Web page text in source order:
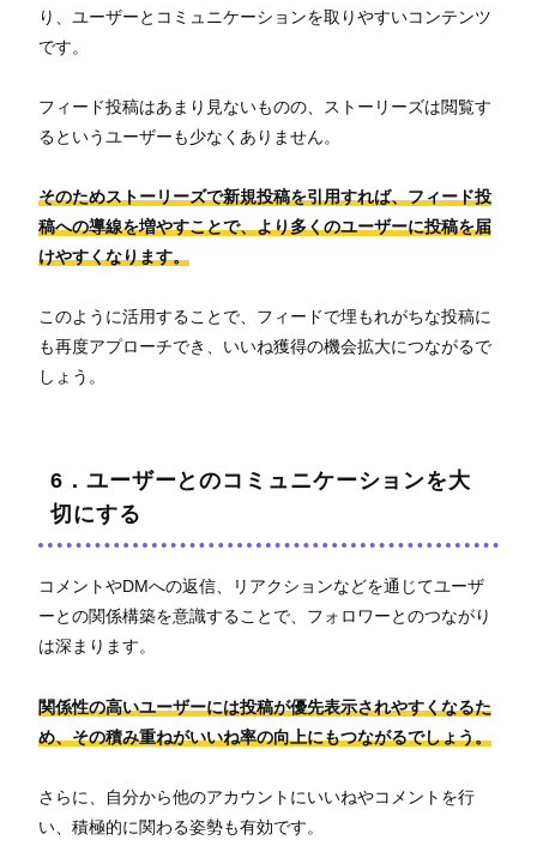
り、ユーザーとコミュニケーションを取りやすいコンテンツ
です。
フィード投稿はあまり見ないものの、ストーリーズは閲覧す
るというユーザーも少なくありません。
そのためストーリーズで新規投稿を引用すれば、フィード投
稿への導線を増やすことで、より多くのユーザーに投稿を届
けやすくなります。
このように活用することで、フィードで埋もれがちな投稿に
も再度アプローチでき、いいね獲得の機会拡大につながるで
しょう。
6．ユーザーとのコミュニケーションを大
切にする
コメントやDMへの返信、リアクションなどを通じてユーザ
ーとの関係構築を意識することで、フォロワーとのつながり
は深まります。
関係性の高いユーザーには投稿が優先表示されやすくなるた
め、その積み重ねがいいね率の向上にもつながるでしょう。
さらに、自分から他のアカウントにいいねやコメントを行
い、積極的に関わる姿勢も有効です。